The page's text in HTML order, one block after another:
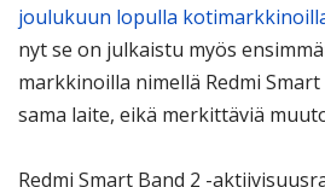
joulukuun lopulla
nyt se on julkaistu myös
markkinoilla nimellä Redmi Smart
sama laite, eikä merkittäviä
Redmi Smart Band 2 -